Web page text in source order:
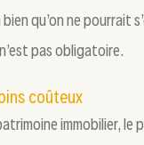
qu’on ne pourrait
pas obligatoire.
coûteux
immobilier, le